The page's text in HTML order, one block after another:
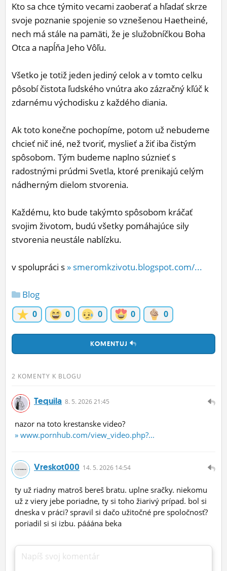
Kto sa chce týmito vecami zaoberať a hľadať skrze
svoje poznanie spojenie so vznešenou Haetheiné,
nech má stále na pamäti, že je služobníčkou Boha
Otca a napĺňa Jeho Vôľu.
Všetko je totiž jeden jediný celok a v tomto celku
pôsobí čistota ľudského vnútra ako zázračný kľúč k
zdarnému východisku z každého diania.
Ak toto konečne pochopíme, potom už nebudeme
chcieť nič iné, než tvoriť, myslieť a žiť iba čistým
spôsobom. Tým budeme naplno súznieť s
radostnými prúdmi Svetla, ktoré prenikajú celým
nádherným dielom stvorenia.
Každému, kto bude takýmto spôsobom kráčať
svojim životom, budú všetky pomáhajúce sily
stvorenia neustále nablízku.
v spolupráci s » smeromkzivotu.blogspot.com/...
Blog
0 0 0 0 0
KOMENTUJ
2 KOMENTY K BLOGU
Tequila 8. 5. 2026 21:45
nazor na toto krestanske video?
» www.pornhub.com/view_video.php?...
Vreskot000 14. 5. 2026 14:54
ty už riadny matroš bereš bratu. uplne sračky. niekomu
už z viery jebe poriadne, ty si toho žiarivý prípad. bol si
dneska v práci? spravil si dačo užitočné pre spoločnosť?
poriadil si si izbu. pááána beka
Napíš svoj komentár